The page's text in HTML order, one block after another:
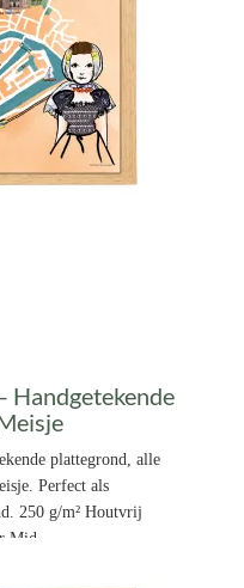
Handgetekende
plattegrond, alle
Perfect als
250 g/m² Houtvrij
Mid